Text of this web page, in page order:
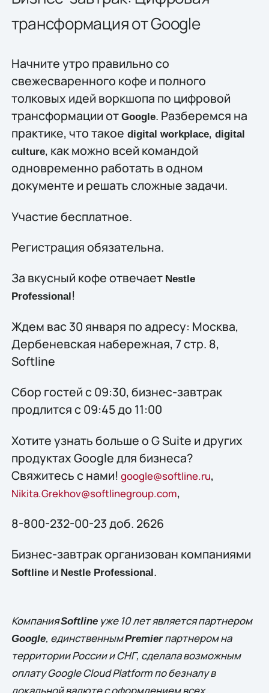
трансформация от Google
Начните утро правильно со
свежесваренного кофе и полного
толковых идей воркшопа по цифровой
трансформации от Google. Разберемся на
практике, что такое digital workplace, digital
culture, как можно всей командой
одновременно работать в одном
документе и решать сложные задачи.
Участие бесплатное.
Регистрация обязательна.
За вкусный кофе отвечает Nestle
Professional !
Ждем вас 30 января по адресу: Москва,
Дербеневская набережная, 7 стр. 8,
Softline
Сбор гостей с 09:30, бизнес-завтрак
продлится с 09:45 до 11:00
Хотите узнать больше о G Suite и других
продуктах Google для бизнеса?
Свяжитесь с нами! google@softline.ru,
Nikita.Grekhov@softlinegroup.com,
8-800-232-00-23 доб. 2626
Бизнес-завтрак организован компаниями
Softline и Nestle Professional .
КомпанияSoftlineуже 10 лет является партнером
Google, единственнымPremierпартнером на
территории России и СНГ, сделала возможным
оплату Google Cloud Platform по безналу в
локальной валюте с оформлением всех